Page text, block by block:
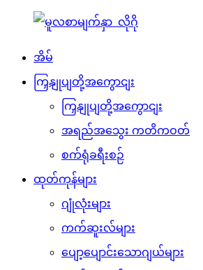
အိမ်
ကြှနျုပျတို့အကွောငျး
ကြှနျုပျတို့အကွောငျး
အရည်အသွေး ကတိကဝတ်
စက်ရုံခရီးစဉ်
ထုတ်ကုန်များ
ဂျုံလုံးများ
ကက်ဆူးလ်များ
ပျော့ပျောင်းသောဂျယ်များ